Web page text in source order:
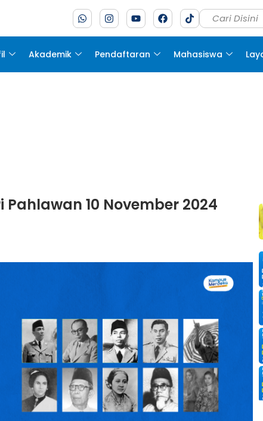
Akademik Pendaftaran Mahasiswa
10 November 2024